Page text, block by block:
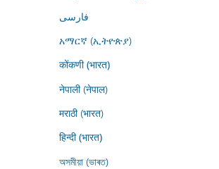
فارسى
አማርኛ (ኢትዮጵያ)
कोंकणी (भारत)
नेपाली (नेपाल)
मराठी (भारत)
हिन्दी (भारत)
অসমীয়া (ভাৰত)